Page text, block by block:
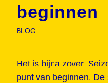
beginnen
BLOG
Het is bijna zover.
punt van beginnen. De